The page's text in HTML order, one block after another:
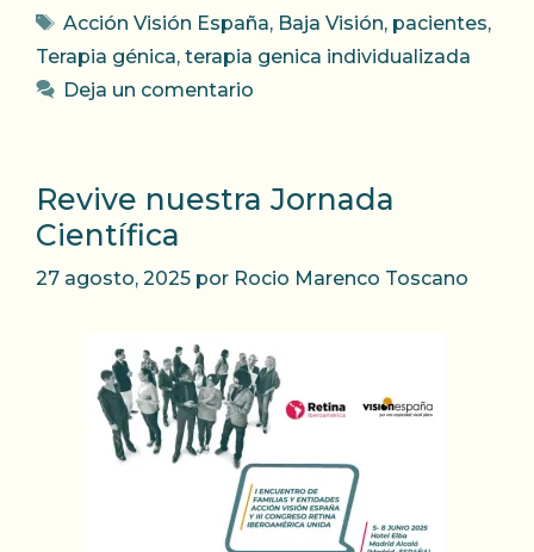
Etiquetas
Acción Visión España, Baja Visión, pacientes,
Terapia génica, terapia genica individualizada
Deja un comentario
Revive nuestra Jornada
Científica
27 agosto, 2025 por Rocio Marenco Toscano